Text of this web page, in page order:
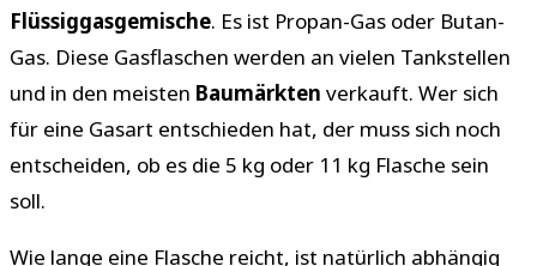
Flüssiggasgemische. Es ist Propan-Gas oder Butan-
Gas. Diese Gasflaschen werden an vielen Tankstellen
und in den meisten Baumärkten verkauft. Wer sich
für eine Gasart entschieden hat, der muss sich noch
entscheiden, ob es die 5 kg oder 11 kg Flasche sein
soll.
Wie lange eine Flasche reicht, ist natürlich abhängig